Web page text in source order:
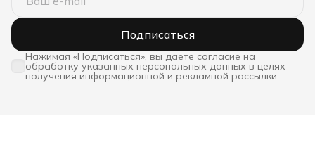
Подписаться
Нажимая «Подписаться», вы даете согласие на
обработку указанных персональных данных в целях
получения информационной и рекламной рассылки